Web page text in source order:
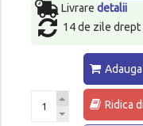
Livrare detalii
14 de zile drept
Ridica